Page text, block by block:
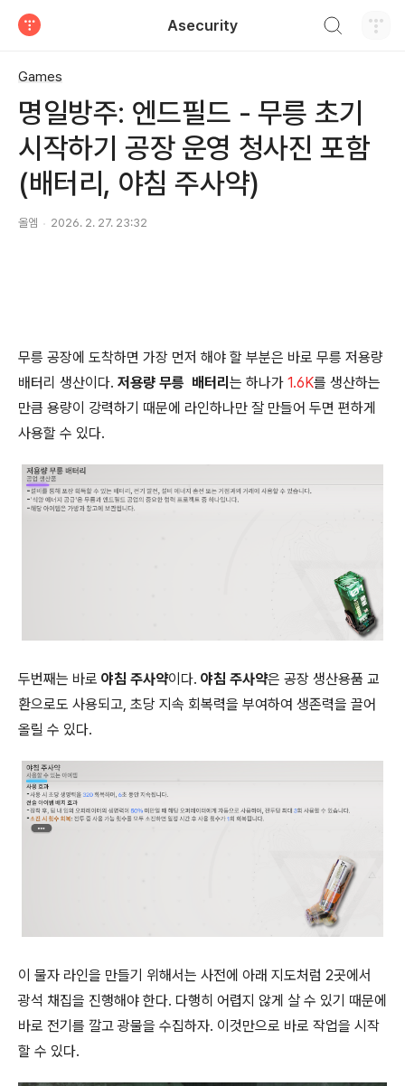
Asecurity
Games
명일방주: 엔드필드 - 무릉 초기
시작하기 공장 운영 청사진 포함
(배터리, 야침 주사약)
올엠 2026. 2. 27. 23:32
무릉 공장에 도착하면 가장 먼저 해야 할 부분은 바로 무릉 저용량
배터리 생산이다. 저용량 무릉 배터리 는 하나가 1.6K를 생산하는
만큼 용량이 강력하기 때문에 라인하나만 잘 만들어 두면 편하게
사용할 수 있다.
두번째는 바로 야침 주사약이다. 야침 주사약은 공장 생산용품 교
환으로도 사용되고, 초당 지속 회복력을 부여하여 생존력을 끌어
올릴 수 있다.
이 물자 라인을 만들기 위해서는 사전에 아래 지도처럼 2곳에서
광석 채집을 진행해야 한다. 다행히 어렵지 않게 살 수 있기 때문에
바로 전기를 깔고 광물을 수집하자. 이것만으로 바로 작업을 시작
할 수 있다.